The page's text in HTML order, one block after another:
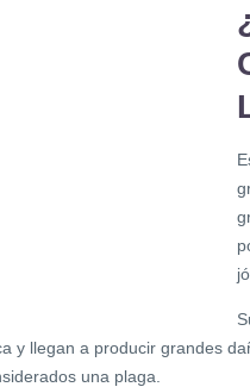
y llegan a producir grandes
una plaga.